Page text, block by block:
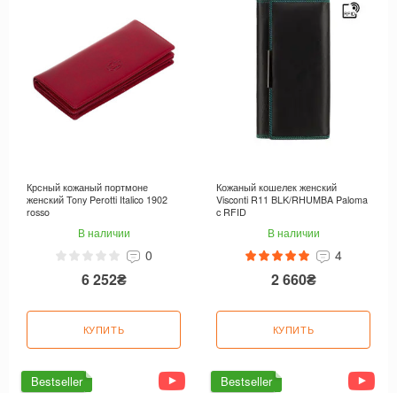
Крсный кожаный портмоне
женский Tony Perotti Italico 1902
rosso
В наличии
0
6 252₴
КУПИТЬ
Кожаный кошелек женский
Visconti R11 BLK/RHUMBA Paloma
c RFID
В наличии
4
2 660₴
КУПИТЬ
Bestseller Bestseller